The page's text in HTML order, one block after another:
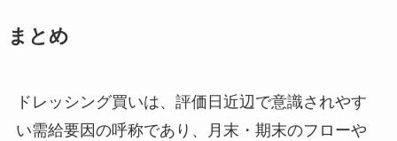
まとめ
ドレッシング買いは、評価日近辺で意識されやす
い需給要因の呼称であり、月末・期末のフローや